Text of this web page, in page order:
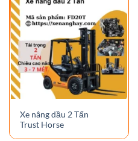
Xe nâng dầu 2 Tấn
Trust Horse